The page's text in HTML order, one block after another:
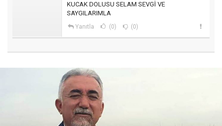
KUCAK DOLUSU SELAM SEVGİ VE
SAYGILARIMLA
Yanıtla (0) (0)